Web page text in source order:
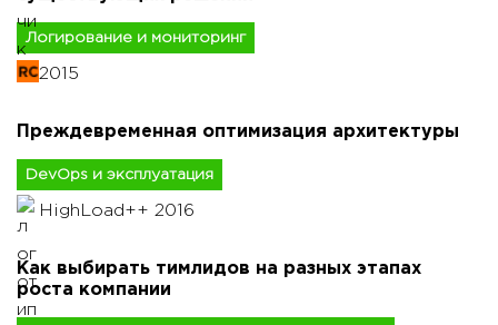
Логирование и мониторинг
2015
Преждевременная оптимизация архитектуры
DevOps и эксплуатация
HighLoad++ 2016
Как выбирать тимлидов на разных этапах
роста компании